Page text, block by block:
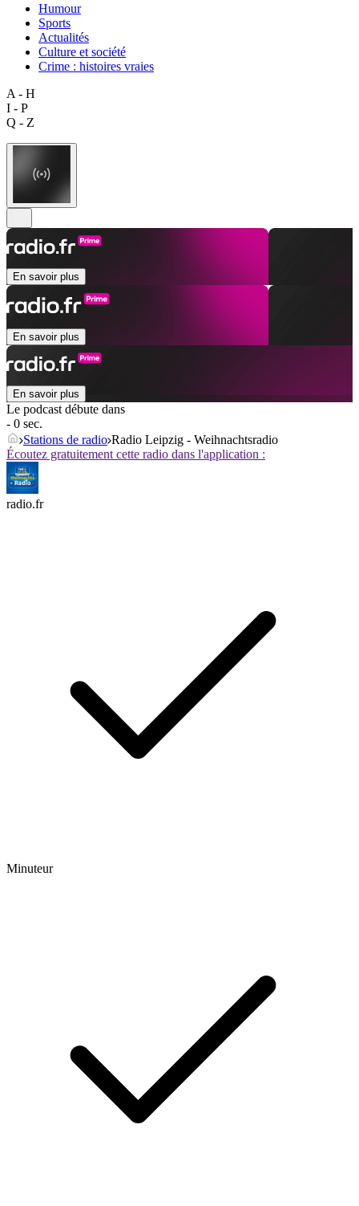
Humour
Sports
Actualités
Culture et société
Crime : histoires vraies
A - H
I - P
Q - Z
En savoir plus
En savoir plus
En savoir plus
Le podcast débute dans
- 0 sec.
Stations de radio Radio Leipzig - Weihnachtsradio
Écoutez gratuitement cette radio dans l'application :
radio.fr
Minuteur